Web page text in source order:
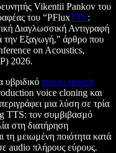
Vikentii Pankov του
του “PFluxTTS:
Διαγλωσσική Αντιγραφή
Εξαγωγή,” άρθρο που
on Acoustics,
2026.
υβριδικό text to speech
voice cloning και
μια λύση σε τρία
TTS: τον συμβιβασμό
στη διατήρηση
μειωμένη ποιότητα κατά
audio πλήρους εύρους.